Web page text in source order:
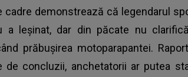
cadre demonstrează că legendarul
a leşinat, dar din păcate nu
prăbușirea motoparapantei.
de concluzii, anchetatorii ar putea